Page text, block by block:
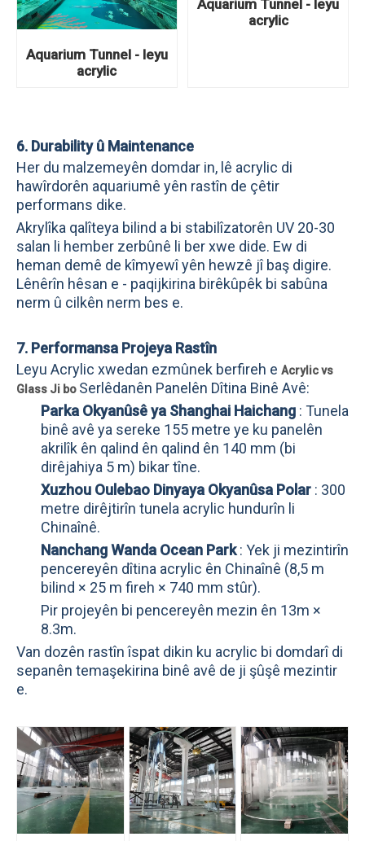
Aquarium Tunnel - leyu
acrylic
Aquarium Tunnel - leyu
acrylic
6. Durability û Maintenance
Her du malzemeyên domdar in, lê acrylic di
hawîrdorên aquariumê yên rastîn de çêtir
performans dike.
Akrylîka qalîteya bilind a bi stabilîzatorên UV 20-30
salan li hember zerbûnê li ber xwe dide. Ew di
heman demê de kîmyewî yên hewzê jî baş digire.
Lênêrîn hêsan e - paqijkirina birêkûpêk bi sabûna
nerm û cilkên nerm bes e.
7. Performansa Projeya Rastîn
Leyu Acrylic xwedan ezmûnek berfireh e Acrylic vs
Glass Ji bo Serlêdanên Panelên Dîtina Binê Avê:
Parka Okyanûsê ya Shanghai Haichang : Tunela
binê avê ya sereke 155 metre ye ku panelên
akrilîk ên qalind ên qalind ên 140 mm (bi
dirêjahiya 5 m) bikar tîne.
Xuzhou Oulebao Dinyaya Okyanûsa Polar : 300
metre dirêjtirîn tunela acrylic hundurîn li
Chinaînê.
Nanchang Wanda Ocean Park: Yek ji mezintirîn
pencereyên dîtina acrylic ên Chinaînê (8,5 m
bilind × 25 m fireh × 740 mm stûr).
Pir projeyên bi pencereyên mezin ên 13m ×
8.3m.
Van dozên rastîn îspat dikin ku acrylic bi domdarî di
sepanên temaşekirina binê avê de ji şûşê mezintir
e.